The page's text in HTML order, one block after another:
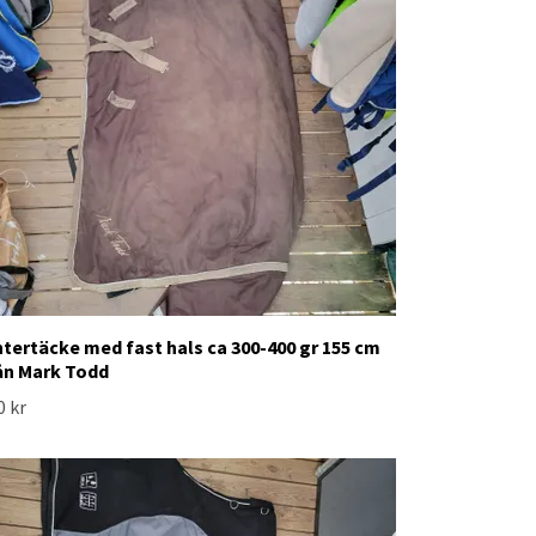
med fast hals ca 300-400 gr 155 cm
Mark Todd
kr